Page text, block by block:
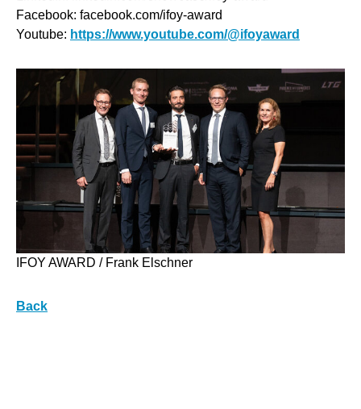
Facebook: facebook.com/ifoy-award
Youtube: https://www.youtube.com/@ifoyaward
IFOY AWARD / Frank Elschner
Back